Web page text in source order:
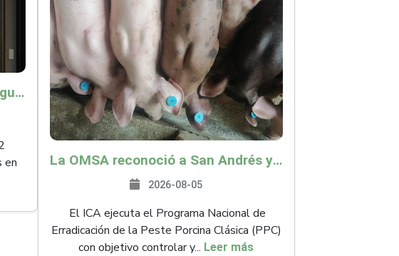
Minagricultura lanza piloto de seguro agropecuario por $9.625 millones para proteger a más de 14.000 pequeños productores contra riesgos del Fenómeno de El Niño
en
La OMSA reconoció a San Andrés y Providencia como zona libre de Peste Porcina Clásica (PPC)
2026-08-05
El ICA ejecuta el Programa Nacional de
Erradicación de la Peste Porcina Clásica (PPC)
con objetivo controlar y... Leer más